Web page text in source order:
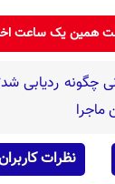
همین یک ساعت
چگونه ردیابی
ماجرا
نظرات